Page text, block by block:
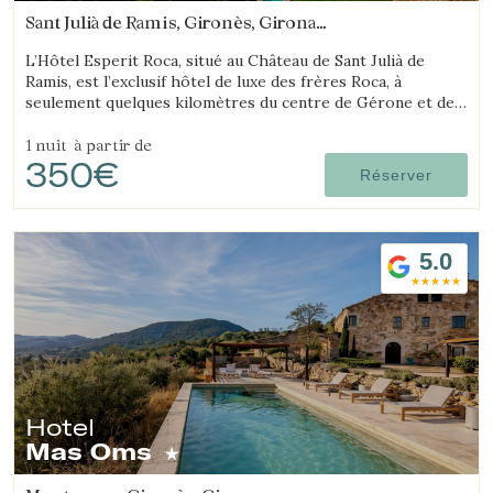
Sant Julià de Ramis, Gironès, Girona
L’Hôtel Esperit Roca, situé au Château de Sant Julià de
Ramis, est l’exclusif hôtel de luxe des frères Roca, à
seulement quelques kilomètres du centre de Gérone et de
1 nuit à partir de
350€ Réserver
5.0
Hotel
Mas Oms